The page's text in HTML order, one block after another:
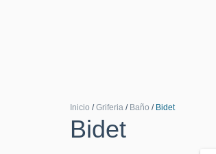
Inicio / Griferia / Baño / Bidet
Bidet